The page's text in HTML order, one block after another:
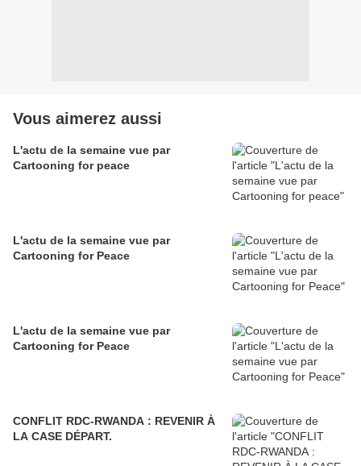
Vous aimerez aussi
L'actu de la semaine vue par
Cartooning for peace
L'actu de la semaine vue par
Cartooning for Peace
L'actu de la semaine vue par
Cartooning for Peace
CONFLIT RDC-RWANDA : REVENIR À
LA CASE DÉPART.